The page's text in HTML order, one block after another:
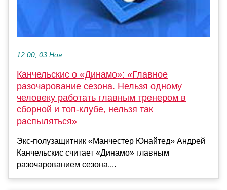
12:00, 03 Ноя
Канчельскис о «Динамо»: «Главное
разочарование сезона. Нельзя одному
человеку работать главным тренером в
сборной и топ-клубе, нельзя так
распыляться»
Экс-полузащитник «Манчестер Юнайтед» Андрей
Канчельскис считает «Динамо» главным
разочарованием сезона....